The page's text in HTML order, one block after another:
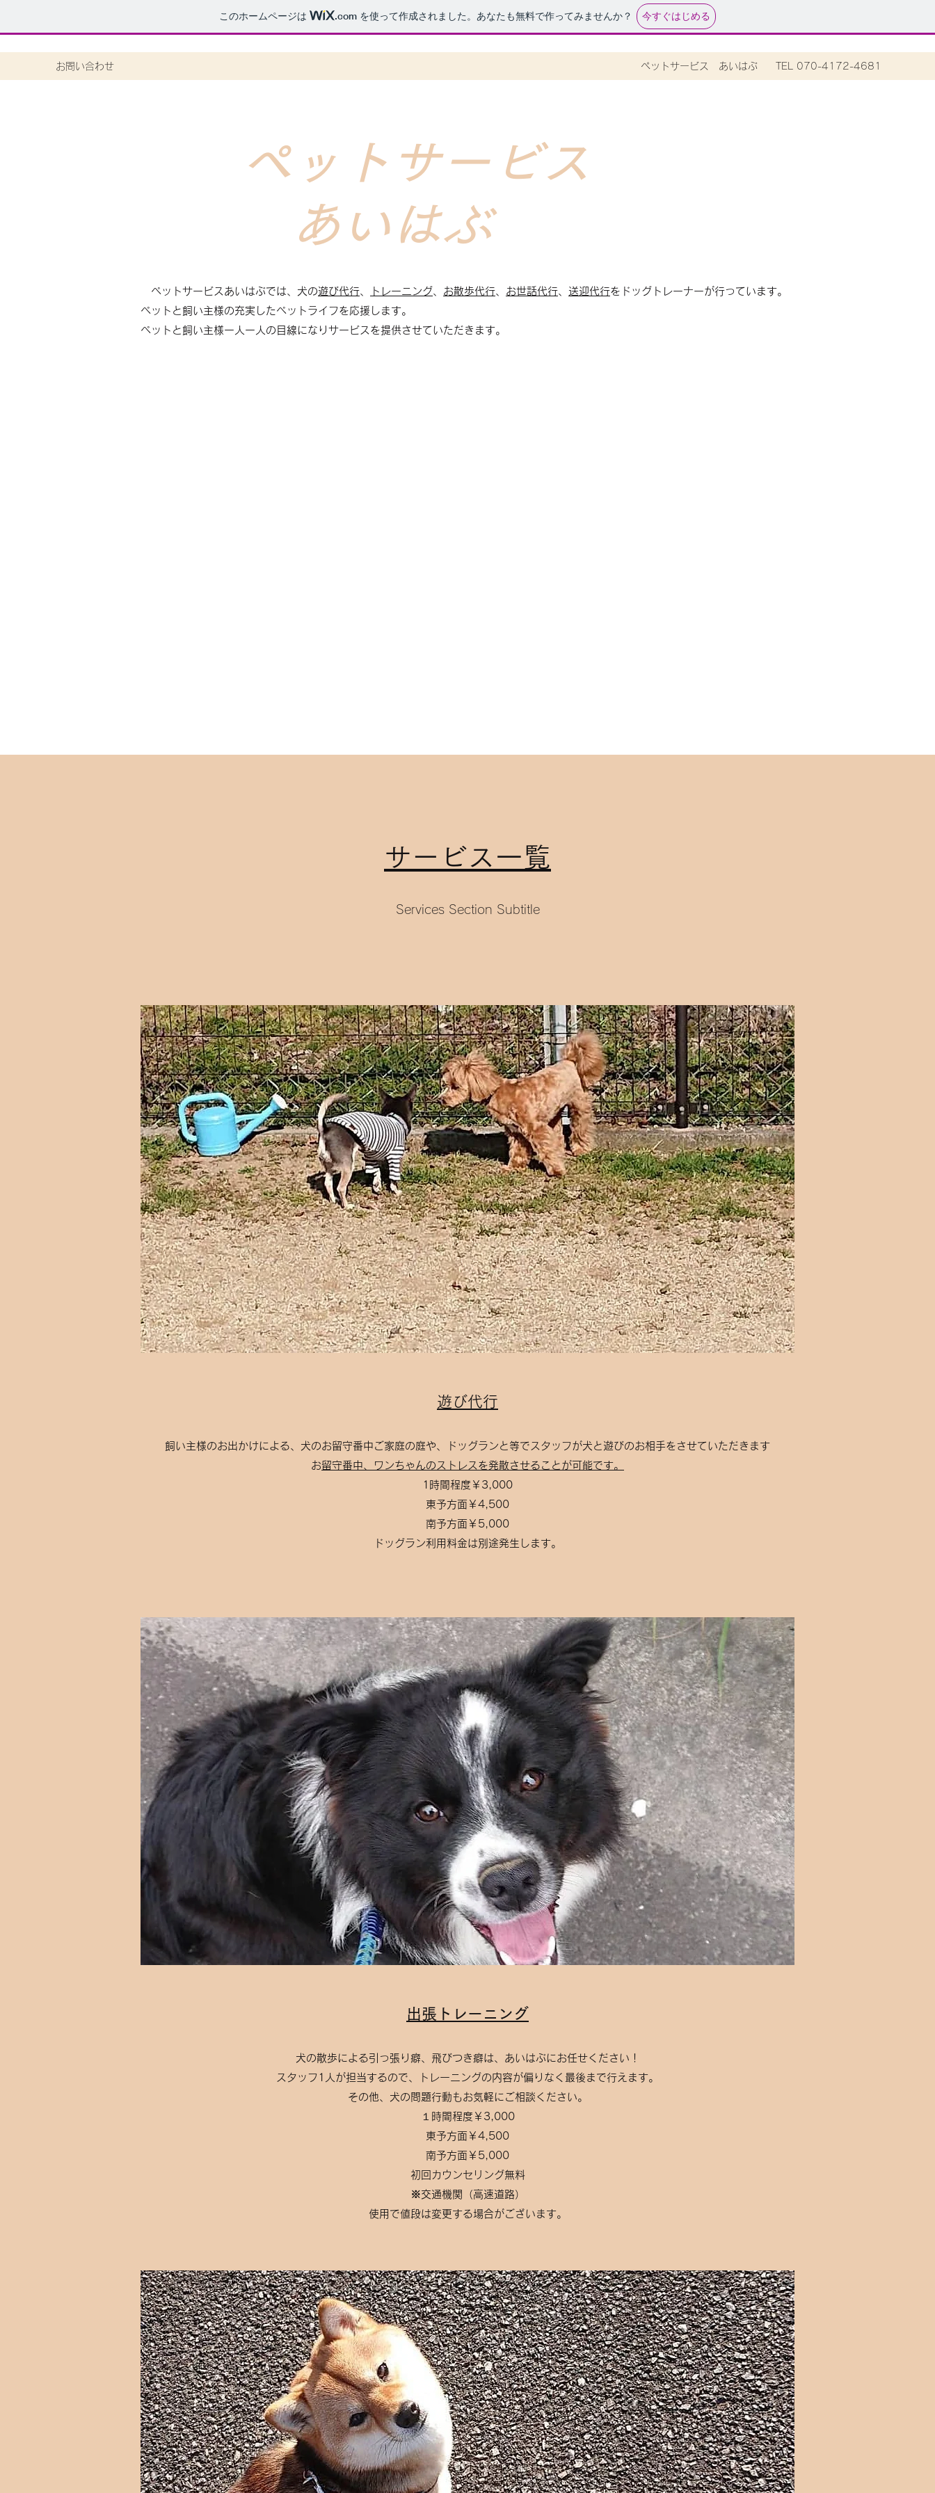
このホームページは .com を使って作成されました。あなたも無料で作ってみませんか？ 今すぐはじめる
お問い合わせ ペットサービス あいはぶ TEL 070-4172-4681
ペットサービス
​ あいはぶ
ペットサービスあいはぶでは、犬の遊び代行、 トレーニング、 お散歩代行、 お世話代行、 送迎代行をドッグトレーナーが行っています。
ペットと飼い主様の充実したペットライフを応援します。
ペットと飼い主様一人一人の目線になりサービスを提供させていただきます。
​​サービス一覧
Services Section Subtitle
​​遊び代行
​​飼い主様のお出かけによる、犬のお留守番中ご家庭の庭や、ドッグランと等でスタッフが犬と遊びのお相手をさせていただきます
​お留守番中、ワンちゃんのストレスを発散させることが可能です。
1時間程度￥3,000
東予方面￥4,500
南予方面￥5,000
​ドッグラン利用料金は別途発生します。
​​出張トレーニング
​​犬の散歩による引っ張り癖、飛びつき癖は、あいはぶにお任せください！
スタッフ1人が担当するので、トレーニングの内容が偏りなく最後まで行えます。
その他、犬の問題行動もお気軽にご相談ください。
１ 時間程度￥3,000
東予方面￥4,500
南予方面￥5,000
​初回カウンセリング無料
​※交通機関（高速道路）
使用で値段は変更する場合がございます。